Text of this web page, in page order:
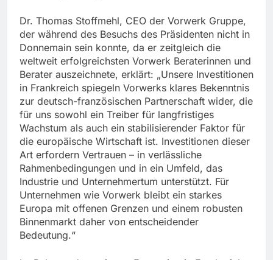
Dr. Thomas Stoffmehl, CEO der Vorwerk Gruppe,
der während des Besuchs des Präsidenten nicht in
Donnemain sein konnte, da er zeitgleich die
weltweit erfolgreichsten Vorwerk Beraterinnen und
Berater auszeichnete, erklärt: „Unsere Investitionen
in Frankreich spiegeln Vorwerks klares Bekenntnis
zur deutsch-französischen Partnerschaft wider, die
für uns sowohl ein Treiber für langfristiges
Wachstum als auch ein stabilisierender Faktor für
die europäische Wirtschaft ist. Investitionen dieser
Art erfordern Vertrauen – in verlässliche
Rahmenbedingungen und in ein Umfeld, das
Industrie und Unternehmertum unterstützt. Für
Unternehmen wie Vorwerk bleibt ein starkes
Europa mit offenen Grenzen und einem robusten
Binnenmarkt daher von entscheidender
Bedeutung.“